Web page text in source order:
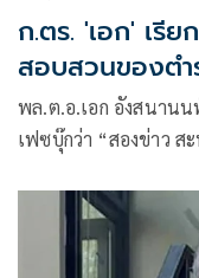
ก.ตร. 'เอก' เรี
สอบสวนของตำ
พล.ต.อ.เอก อังสนาน
เฟซบุ๊กว่า “สองข่าว